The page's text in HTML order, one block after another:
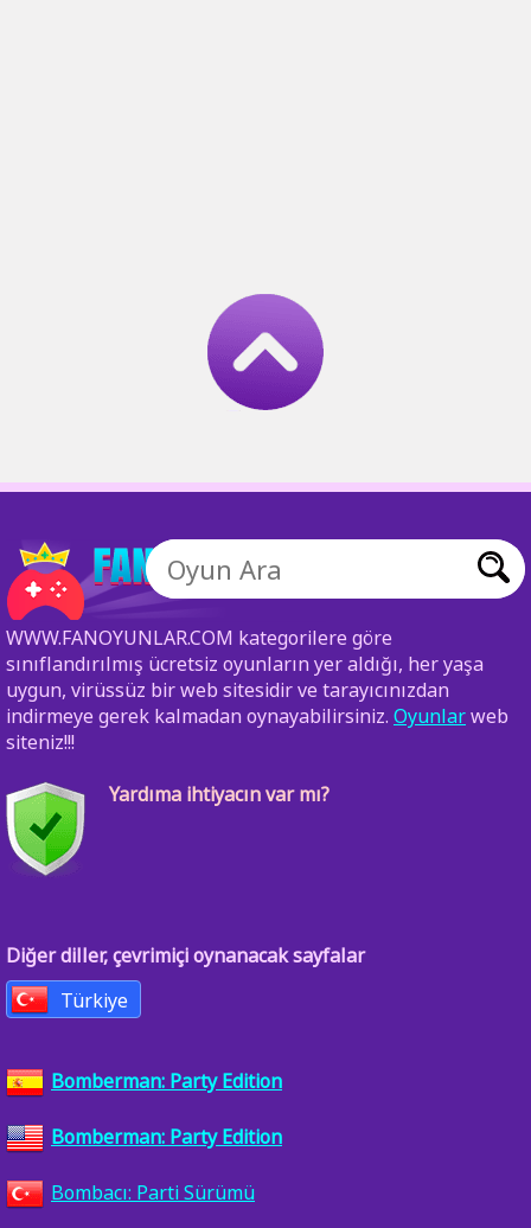
WWW.FANOYUNLAR.COM kategorilere göre
sınıflandırılmış ücretsiz oyunların yer aldığı, her yaşa
uygun, virüssüz bir web sitesidir ve tarayıcınızdan
indirmeye gerek kalmadan oynayabilirsiniz. Oyunlarweb
siteniz!!!
Yardıma ihtiyacın var mı?
Diğer diller, çevrimiçi oynanacak sayfalar
Türkiye
Bomberman: Party Edition
Bomberman: Party Edition
Bombacı: Parti Sürümü